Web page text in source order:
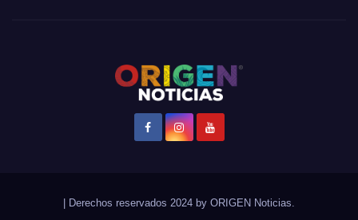
| Derechos reservados 2024 by ORIGEN Noticias